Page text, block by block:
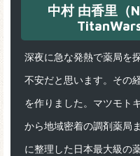
中村 由香里（
深夜に急な発熱で薬局を
不安だと思います。その
を作りました。マツモト
から地域密着の調剤薬局
に整理した日本最大級の